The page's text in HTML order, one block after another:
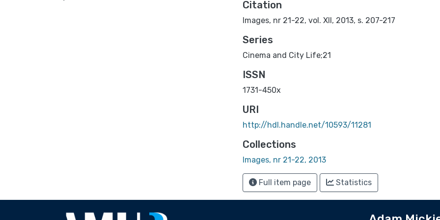
Citation
Images, nr 21-22, vol. XII, 2013, s. 207-217
Series
Cinema and City Life;21
ISSN
1731-450x
URI
http://hdl.handle.net/10593/11281
Collections
Images, nr 21-22, 2013
Full item page Statistics